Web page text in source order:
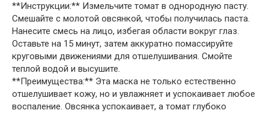
**Инструкции:** Измельчите томат в однородную пасту.
Смешайте с молотой овсянкой, чтобы получилась паста.
Нанесите смесь на лицо, избегая области вокруг глаз.
Оставьте на 15 минут, затем аккуратно помассируйте
круговыми движениями для отшелушивания. Смойте
теплой водой и высушите.
**Преимущества:** Эта маска не только естественно
отшелушивает кожу, но и увлажняет и успокаивает любое
воспаление. Овсянка успокаивает, а томат глубоко